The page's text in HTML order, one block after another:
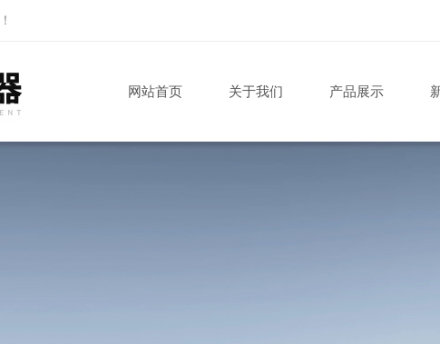
！
网站首页 关于我们 产品展示